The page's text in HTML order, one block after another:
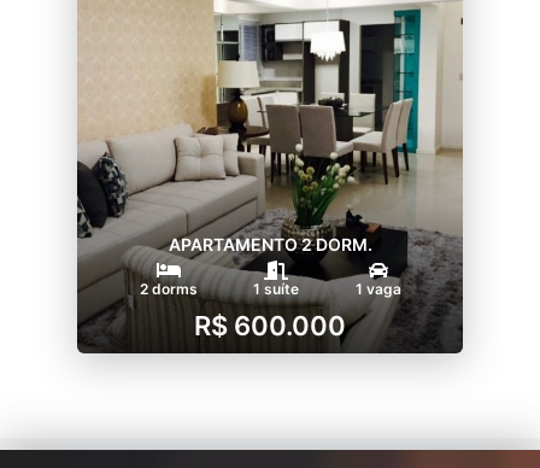
APARTAMENTO 2 DORM.
2 dorms 1 suíte 1 vaga
R$ 600.000